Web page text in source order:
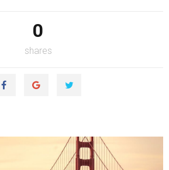
0
shares